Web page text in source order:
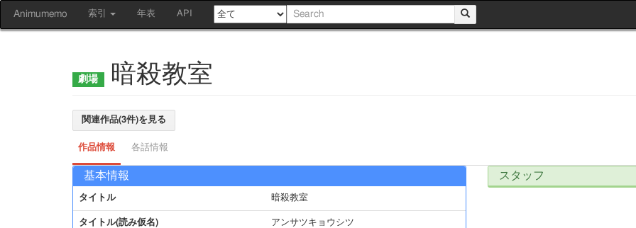
Animumemo 索引 年表 API
暗殺教室
関連作品(3件)を見る
作品情報 各話情報
基本情報
タイトル 暗殺教室
タイトル(読み仮名) アンサツキョウシツ
スタッフ